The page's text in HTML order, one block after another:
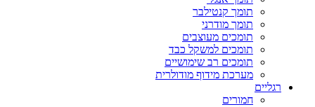
תומך קנטילבר
תומך מודרני
תומכים מעוצבים
תומכים למשקל כבד
תומכים רב שימושיים
מערכת מידוף מודולרית
רגליים
חמורים